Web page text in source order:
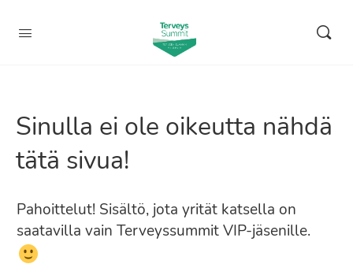
Sinulla ei ole oikeutta nähdä
tätä sivua!
Pahoittelut! Sisältö, jota yrität katsella on
saatavilla vain Terveyssummit VIP-jäsenille.